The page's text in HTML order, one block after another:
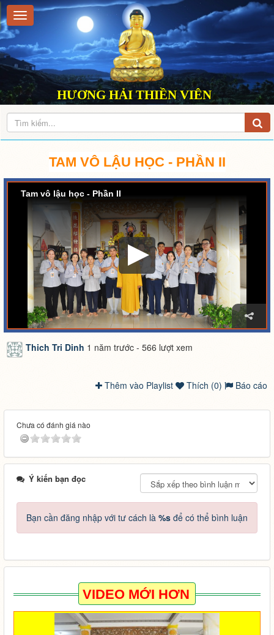
HƯƠNG HẢI THIỀN VIÊN
TAM VÔ LẬU HỌC - PHẦN II
Tam vô lậu học - Phần II
Thich Tri Dinh 1 năm trước - 566 lượt xem
Thêm vào Playlist Thích (0) Báo cáo
Chưa có đánh giá nào
Ý kiến bạn đọc
Bạn cần đăng nhập với tư cách là %s để có thể bình luận
VIDEO MỚI HƠN